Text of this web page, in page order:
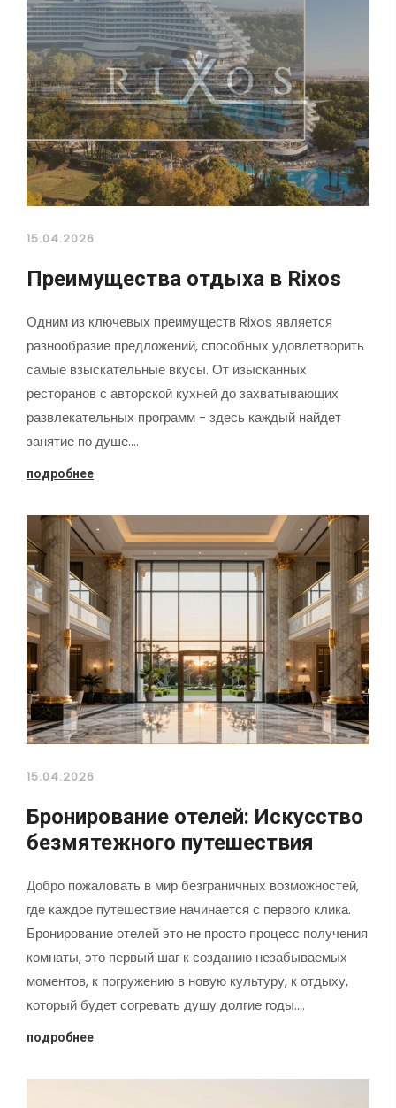
15.04.2026
Преимущества отдыха в Rixos
Одним из ключевых преимуществ Rixos является
разнообразие предложений, способных удовлетворить
самые взыскательные вкусы. От изысканных
ресторанов с авторской кухней до захватывающих
развлекательных программ - здесь каждый найдет
занятие по душе.…
подробнее
15.04.2026
Бронирование отелей: Искусство
безмятежного путешествия
Добро пожаловать в мир безграничных возможностей,
где каждое путешествие начинается с первого клика.
Бронирование отелей это не просто процесс получения
комнаты, это первый шаг к созданию незабываемых
моментов, к погружению в новую культуру, к отдыху,
который будет согревать душу долгие годы.…
подробнее